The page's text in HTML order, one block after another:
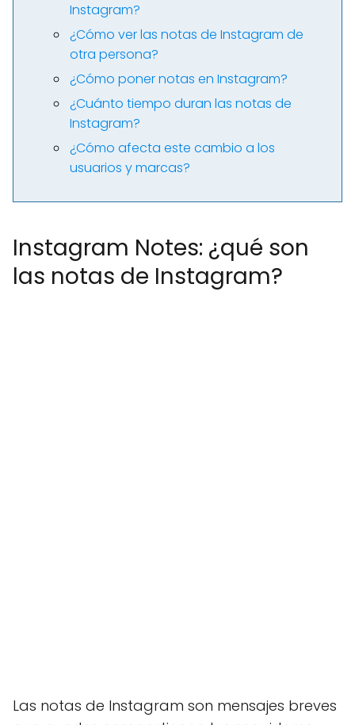
Instagram?
¿Cómo ver las notas de Instagram de
otra persona?
¿Cómo poner notas en Instagram?
¿Cuánto tiempo duran las notas de
Instagram?
¿Cómo afecta este cambio a los
usuarios y marcas?
Instagram Notes: ¿qué son
las notas de Instagram?
Las notas de Instagram son mensajes breves